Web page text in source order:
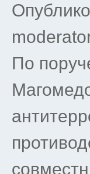
По